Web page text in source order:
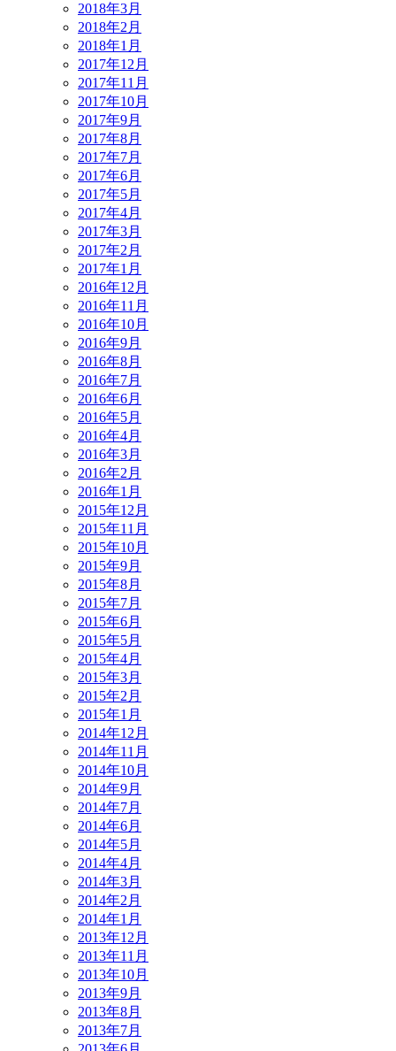
2018年3月
2018年2月
2018年1月
2017年12月
2017年11月
2017年10月
2017年9月
2017年8月
2017年7月
2017年6月
2017年5月
2017年4月
2017年3月
2017年2月
2017年1月
2016年12月
2016年11月
2016年10月
2016年9月
2016年8月
2016年7月
2016年6月
2016年5月
2016年4月
2016年3月
2016年2月
2016年1月
2015年12月
2015年11月
2015年10月
2015年9月
2015年8月
2015年7月
2015年6月
2015年5月
2015年4月
2015年3月
2015年2月
2015年1月
2014年12月
2014年11月
2014年10月
2014年9月
2014年7月
2014年6月
2014年5月
2014年4月
2014年3月
2014年2月
2014年1月
2013年12月
2013年11月
2013年10月
2013年9月
2013年8月
2013年7月